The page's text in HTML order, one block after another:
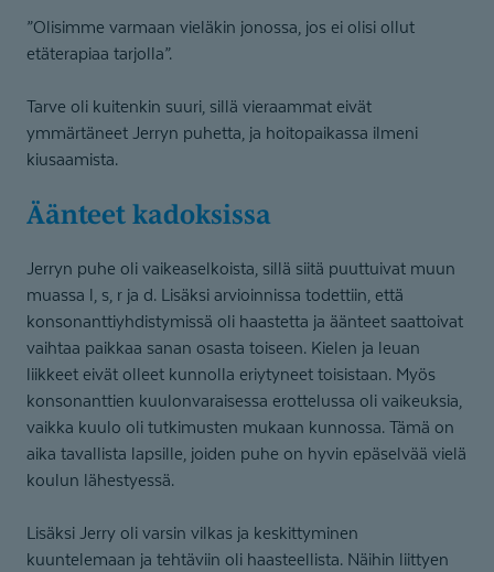
”Olisimme varmaan vieläkin jonossa, jos ei olisi ollut
etäterapiaa tarjolla”.
Tarve oli kuitenkin suuri, sillä vieraammat eivät
ymmärtäneet Jerryn puhetta, ja hoitopaikassa ilmeni
kiusaamista.
Äänteet kadoksissa
Jerryn puhe oli vaikeaselkoista, sillä siitä puuttuivat muun
muassa l, s, r ja d. Lisäksi arvioinnissa todettiin, että
konsonanttiyhdistymissä oli haastetta ja äänteet saattoivat
vaihtaa paikkaa sanan osasta toiseen. Kielen ja leuan
liikkeet eivät olleet kunnolla eriytyneet toisistaan. Myös
konsonanttien kuulonvaraisessa erottelussa oli vaikeuksia,
vaikka kuulo oli tutkimusten mukaan kunnossa. Tämä on
aika tavallista lapsille, joiden puhe on hyvin epäselvää vielä
koulun lähestyessä.
Lisäksi Jerry oli varsin vilkas ja keskittyminen
kuuntelemaan ja tehtäviin oli haasteellista. Näihin liittyen